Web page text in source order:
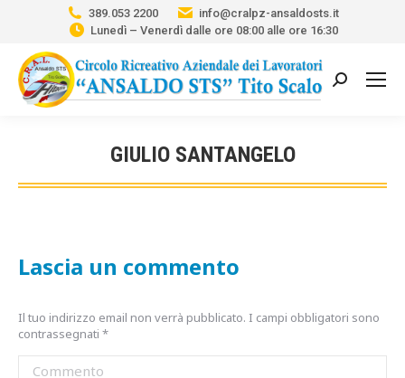
389.053 2200
info@cralpz-ansaldosts.it
Lunedì – Venerdì dalle ore 08:00 alle ore 16:30
Cerca:
GIULIO SANTANGELO
Tu sei qui:
Lascia un commento
Il tuo indirizzo email non verrà pubblicato. I campi obbligatori sono
contrassegnati *
Commento